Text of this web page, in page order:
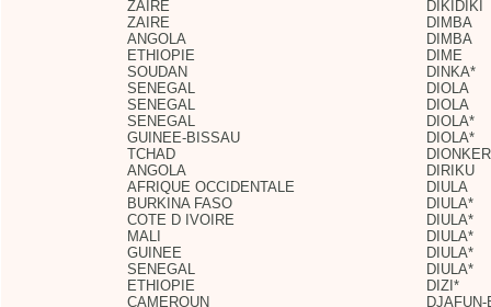
ZAIRE
DIKIDIKI
ZAIRE
DIMBA
ANGOLA
DIMBA
ETHIOPIE
DIME
SOUDAN
DINKA*
SENEGAL
DIOLA
SENEGAL
DIOLA
SENEGAL
DIOLA*
GUINEE-BISSAU
DIOLA*
TCHAD
DIONKER
ANGOLA
DIRIKU
AFRIQUE OCCIDENTALE
DIULA
BURKINA FASO
DIULA*
COTE D IVOIRE
DIULA*
MALI
DIULA*
GUINEE
DIULA*
SENEGAL
DIULA*
ETHIOPIE
DIZI*
CAMEROUN